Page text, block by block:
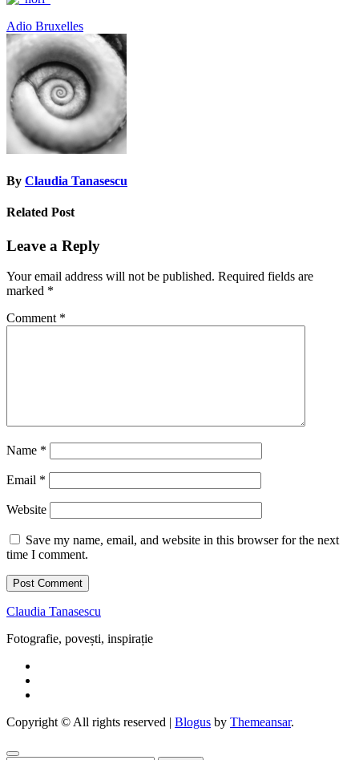
Post
navigation
Adio Bruxelles
By Claudia Tanasescu
Related Post
Leave a Reply
Your email address will not be published. Required fields are
marked *
Comment *
Name *
Email *
Website
Save my name, email, and website in this browser for the next
time I comment.
Claudia Tanasescu
Fotografie, povești, inspirație
Copyright © All rights reserved | Blogus by Themeansar.